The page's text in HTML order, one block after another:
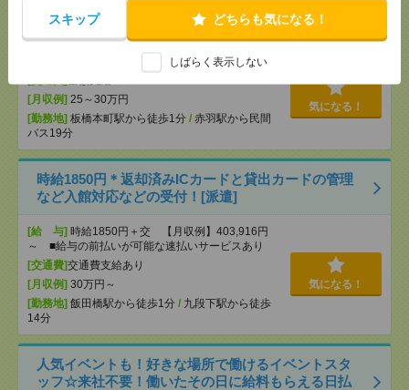
スキップ どちらも気になる！
しばらく表示しない
【期間限定】12月～3月/青色申告会でのお仕事！
2000円＠板橋区[派遣]
時給2000円 月収例 280,000円
[月収例] 25～30万円
[勤務地] 板橋本町駅から徒歩1分 / 赤羽駅から民間
バス19分
気になる！
時給1850円＊返却済みICカードと貸出カードの管理
など入館対応などの受付！[派遣]
[給 与] 時給1850円＋交 【月収例】403,916円
～ ■給与の前払いが可能な速払いサービスあり
[交通費]交通費支給あり
[月収例] 30万円～
[勤務地] 飯田橋駅から徒歩1分 / 九段下駅から徒歩
14分
気になる！
人気イベントも！好きな場所で働けるイベントスタ
ッフ☆来社不要！働いたその日に給料もらえる日払